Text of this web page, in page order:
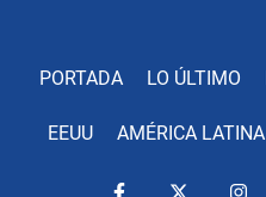
PORTADA LO ÚLTIMO
EEUU AMÉRICA LATINA